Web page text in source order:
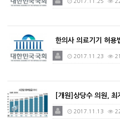
2017.11.25
한의사 의료기기 허용
2017.11.23
[개원]상당수 의원,
2017.11.13